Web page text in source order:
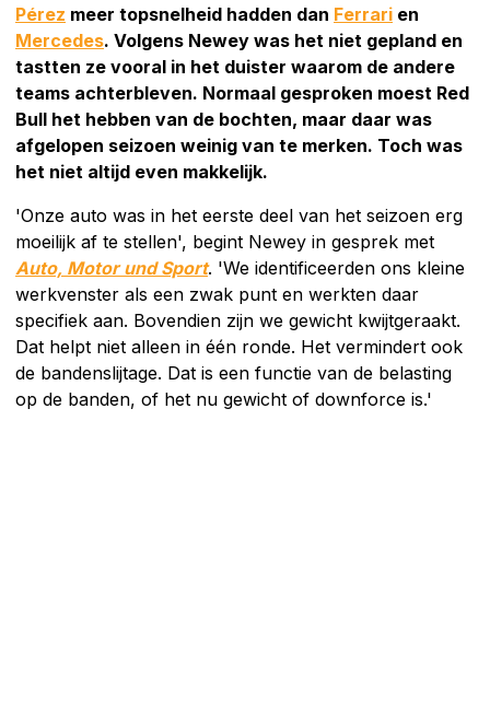
Pérez meer topsnelheid hadden dan Ferrari en
Mercedes. Volgens Newey was het niet gepland en
tastten ze vooral in het duister waarom de andere
teams achterbleven. Normaal gesproken moest Red
Bull het hebben van de bochten, maar daar was
afgelopen seizoen weinig van te merken. Toch was
het niet altijd even makkelijk.
'Onze auto was in het eerste deel van het seizoen erg
moeilijk af te stellen', begint Newey in gesprek met
Auto, Motor und Sport. 'We identificeerden ons kleine
werkvenster als een zwak punt en werkten daar
specifiek aan. Bovendien zijn we gewicht kwijtgeraakt.
Dat helpt niet alleen in één ronde. Het vermindert ook
de bandenslijtage. Dat is een functie van de belasting
op de banden, of het nu gewicht of downforce is.'